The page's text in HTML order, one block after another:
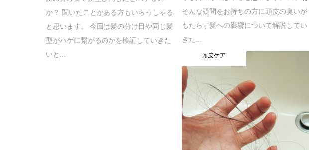
か？ 聞いたことがある方もいらっしゃる
と思います。 今回は髪の分け目や同じ髪
型がハゲに繋がるのかを検証していきた
いと...
そんな疑問をお持ちの方に頭皮の臭いが
もたらす髪への影響について解説してい
きた...
頭皮ケア